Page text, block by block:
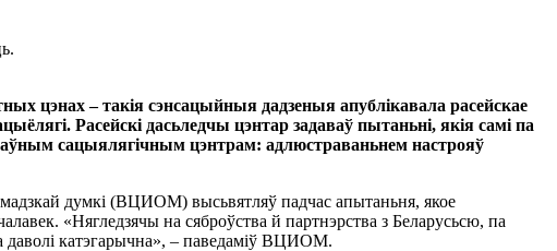
цэнах – такія сэнсацыйныя дадзеныя апублікавала расейскае
Расейскі дасьледчы цэнтар задаваў пытаньні, якія самі па
сацыялягічным цэнтрам: адлюстраваньнем настрояў
думкі (ВЦИОМ) высьвятляў падчас апытаньня, якое
«Нягледзячы на сяброўства й партнэрства з Беларусьсю, па
даволі катэгарычна», – паведаміў ВЦИОМ.